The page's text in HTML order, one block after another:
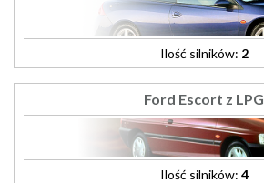
Ilość silników: 2
Ford Escort z LPG
Ilość silników: 4